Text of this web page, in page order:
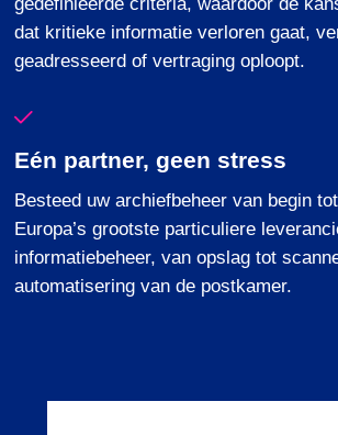
dat kritieke informatie verloren gaat,
geadresseerd ofvertraging oploopt.
Eén partner, geen stress
Besteed uw archiefbeheer van begin
Europa’s grootste particuliere
informatiebeheer, van opslag tot
automatisering van de postkamer.